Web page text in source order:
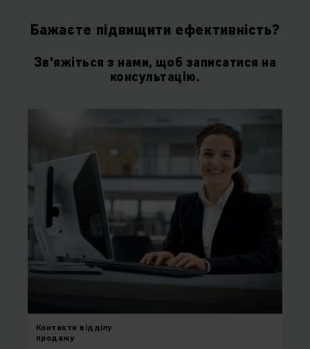
Бажаєте підвищити ефективність?
Зв'яжіться з нами, щоб записатися на
консультацію.
Контакти відділу
продажу